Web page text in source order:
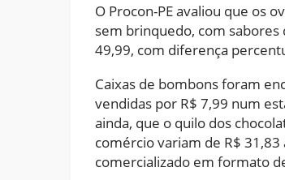
O Procon-PE avaliou que os
sem brinquedo, com sabores
49,99, com diferença
Caixas de bombons foram
vendidas por R$ 7,99 num
ainda, que o quilo dos
comércio variam de R$
comercializado em formato